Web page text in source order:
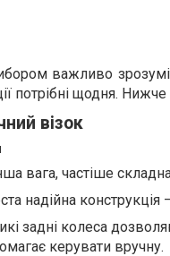
важливо
потрібні щодня.
візок
вага, частіше
надійна
задні колеса
керувати вручну.